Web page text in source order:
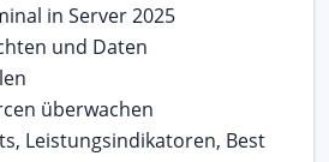
in Server 2025
und Daten
überwachen
Leistungsindikatoren, Best